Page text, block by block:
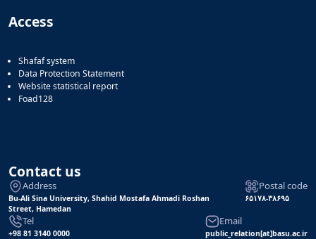
Access
Shafaf system
Data Protection Statement
Website statistical report
Foad128
Contact us
Address
Bu-Ali Sina University, Shahid Mostafa Ahmadi Roshan
Street, Hamedan
Postal code
۶۵۱۷۸-۳۸۶۹۵
Tel
+98 81 3140 0000
Email
public_relation[at]basu.ac.ir